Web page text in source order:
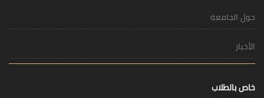
حول الجامعة
الأخبار
خاص بالطلاب